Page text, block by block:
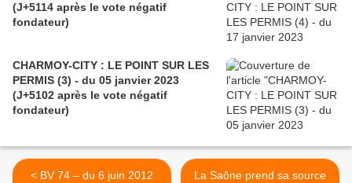
(J+5114 après le vote négatif
fondateur)
CHARMOY-CITY : LE POINT SUR LES
PERMIS (3) - du 05 janvier 2023
(J+5102 après le vote négatif
fondateur)
< BV 74 – du 6 juin 2012
La Saône prend sa source